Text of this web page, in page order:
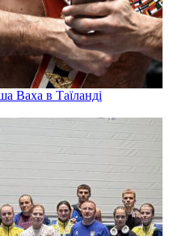
Ваха в Таїланді